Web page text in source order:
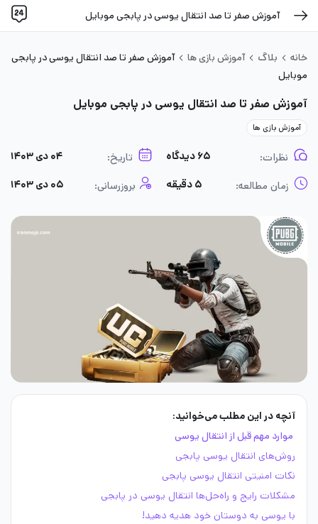
آموزش صفر تا صد انتقال یوسی در پابجی موبایل
خانه بلاگ آموزش بازی ها
آموزش صفر تا صد انتقال یوسی در پابجی
موبایل
آموزش صفر تا صد انتقال یوسی در پابجی موبایل
آموزش بازی ها
نظرات: ۶۵ دیدگاه تاریخ: ۰۴ دی ۱۴۰۳
زمان مطالعه: ۵ دقیقه بروزرسانی: ۰۵ دی ۱۴۰۳
آنچه در این مطلب می‌خوانید:
موارد مهم قبل از انتقال یوسی
روش‌های انتقال یوسی پابجی
نکات امنیتی انتقال یوسی پابجی
مشکلات رایج و راه‌حل‌ها انتقال یوسی در پابجی
با یوسی به دوستان خود هدیه دهید!